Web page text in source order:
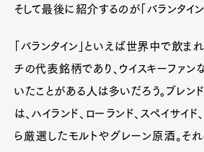
そして最後に紹介するのが「バランタイン
「バランタイン」といえば世界中で飲ま
チの代表銘柄であり、ウイスキーファン
いたことがある人は多いだろう。ブレン
は、ハイランド、ローランド、スペイサイ
ら厳選したモルトやグレーン原酒。そ